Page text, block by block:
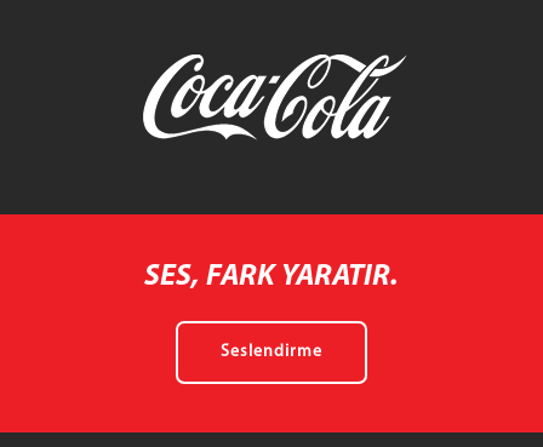
SES, FARK YARATIR.
Seslendirme